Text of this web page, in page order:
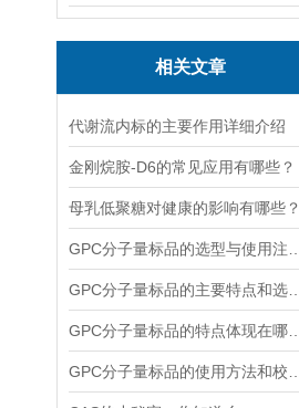
相关文章
代谢流内标的主要作用详细介绍
金刚烷胺-D6的常见应用有哪些？
母乳低聚糖对健康的影响有哪些？